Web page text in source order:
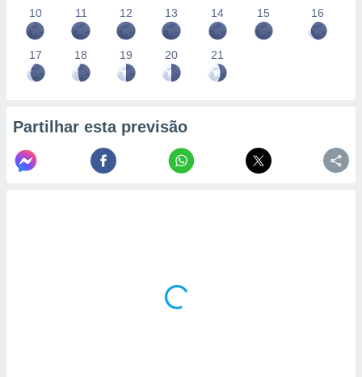
através
10 11 12 13 14 15 16
17 18 19 20 21
Partilhar esta previsão